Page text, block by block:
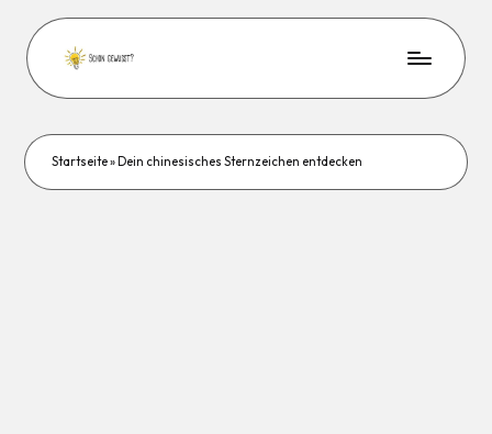
Startseite» Dein chinesisches Sternzeichen entdecken